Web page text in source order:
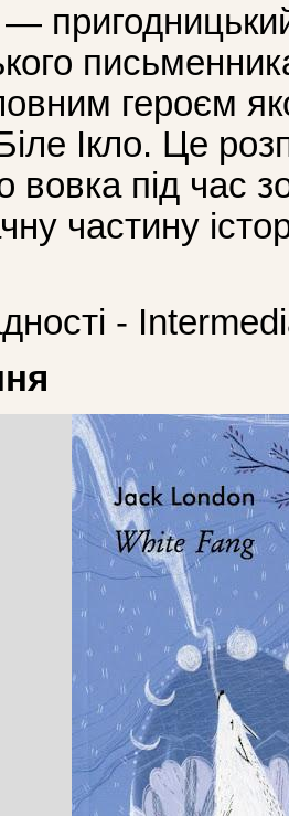
—
героєм
Ікло. Це
вовка під час
частину
-